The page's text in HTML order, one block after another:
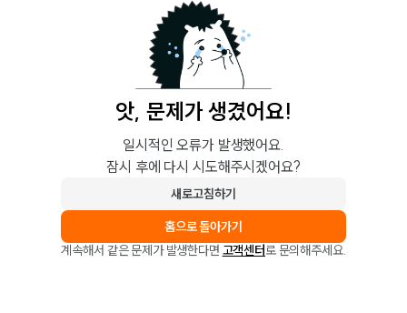
앗, 문제가 생겼어요!
일시적인 오류가 발생했어요.
잠시 후에 다시 시도해주시겠어요?
새로고침하기
홈으로 돌아가기
계속해서 같은 문제가 발생한다면 고객센터로 문의해주세요.